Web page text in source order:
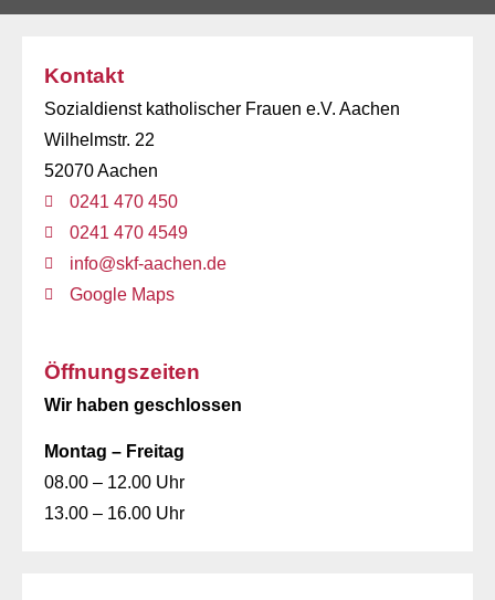
Kontakt
Sozialdienst katholischer Frauen e.V. Aachen
Wilhelmstr. 22
52070 Aachen
0241 470 450
0241 470 4549
info@skf-aachen.de
Google Maps
Öffnungszeiten
Wir haben geschlossen
Montag – Freitag
08.00 – 12.00 Uhr
13.00 – 16.00 Uhr